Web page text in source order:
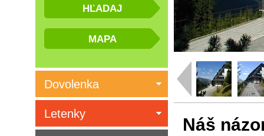
Náš
Dovolenka
Letenky